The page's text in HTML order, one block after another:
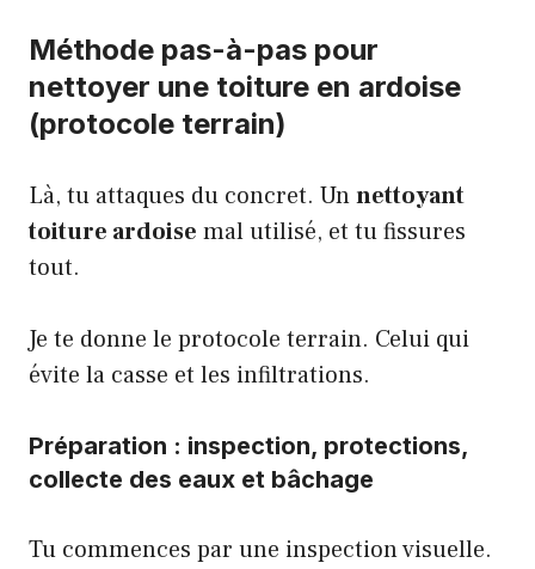
Méthode pas-à-pas pour
nettoyer une toiture en ardoise
(protocole terrain)
Là, tu attaques du concret. Unnettoyant
toiture ardoise mal utilisé, et tu fissures
tout.
Je te donne le protocole terrain. Celui qui
évite la casse et les infiltrations.
Préparation : inspection, protections,
collecte des eaux et bâchage
Tu commences par une inspection visuelle.